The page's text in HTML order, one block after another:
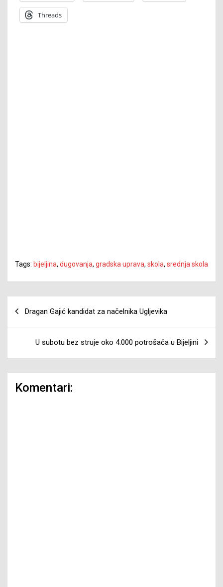
Threads
Tags: bijeljina, dugovanja, gradska uprava, skola, srednja skola
članaka
Dragan Gajić kandidat za načelnika Ugljevika
U subotu bez struje oko 4.000 potrošača u Bijeljini
Komentari: